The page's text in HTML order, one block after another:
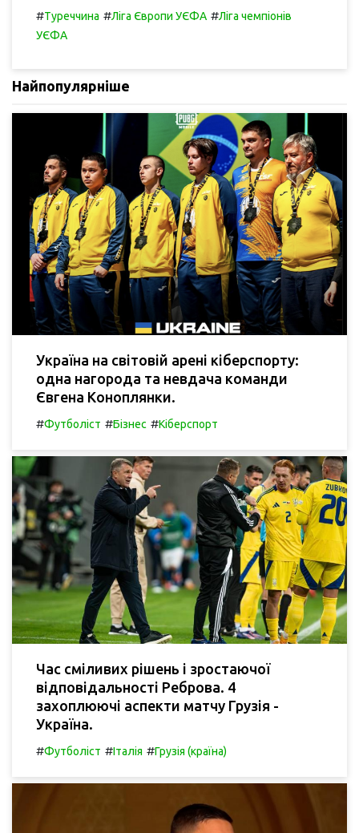
#Туреччина #Ліга Європи УЄФА #Ліга чемпіонів
УЄФА
Найпопулярніше
Україна на світовій арені кіберспорту:
одна нагорода та невдача команди
Євгена Коноплянки.
#Футболіст #Бізнес #Кіберспорт
Час сміливих рішень і зростаючої
відповідальності Реброва. 4
захоплюючі аспекти матчу Грузія -
Україна.
#Футболіст #Італія #Грузія (країна)